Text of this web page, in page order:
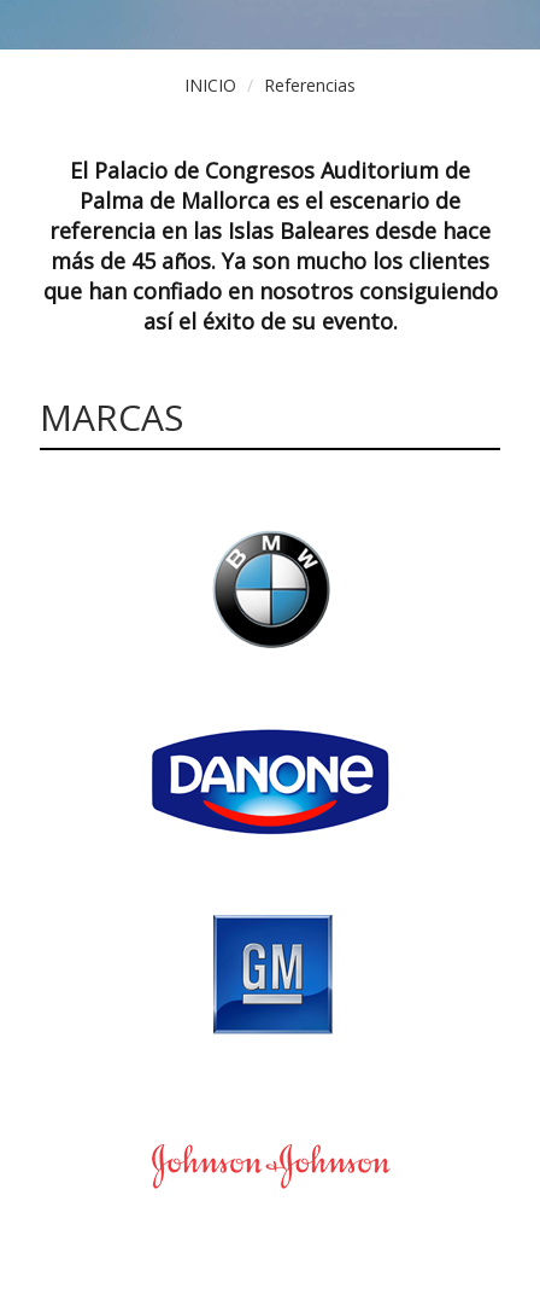
INICIO Referencias
El Palacio de Congresos Auditorium de
Palma de Mallorca es el escenario de
referencia en las Islas Baleares desde hace
más de 45 años. Ya son mucho los clientes
que han confiado en nosotros consiguiendo
así el éxito de su evento.
MARCAS